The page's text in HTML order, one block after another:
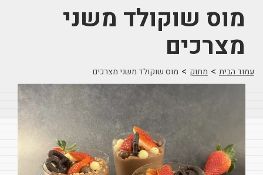
מוס שוקולד משני
מצרכים
עמוד הבית > מתוק > מוס שוקולד משני מצרכים